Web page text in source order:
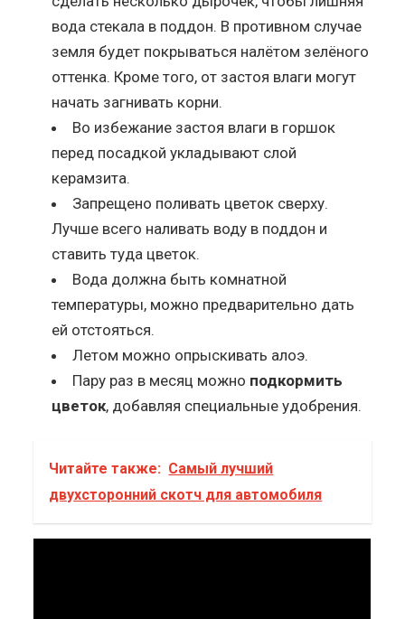
вода стекала в поддон. В противном случае
земля будет покрываться налётом зелёного
оттенка. Кроме того, от застоя влаги могут
начать загнивать корни.
Во избежание застоя влаги в горшок
перед посадкой укладывают слой
керамзита.
Запрещено поливать цветок сверху.
Лучше всего наливать воду в поддон и
ставить туда цветок.
Вода должна быть комнатной
температуры, можно предварительно дать
ей отстояться.
Летом можно опрыскивать алоэ.
Пару раз в месяц можно подкормить
цветок, добавляя специальные удобрения.
Читайте также: Самый лучший
двухсторонний скотч для автомобиля